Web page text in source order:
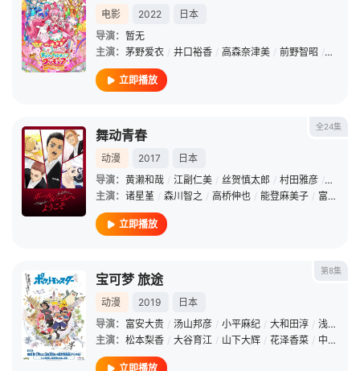
电影 2022
日本
导演： 暂无
主演： 茅野爱衣 / 井口裕香 / 高森奈津美 / 前野智昭 / 内田雄
立即播放
全24集
舞动青春
动漫 2017
日本
导演： 黄濑和哉 / 江副仁美 / 丝贺慎太郎 / 村田雅彦 / 井之川
主演： 诸星堇 / 森川智之 / 高桥伸也 / 能登麻美子 / 富田美忧
立即播放
第8集
宝可梦 旅途
动漫 2019
日本
导演： 富安大贵 / 汤山邦彦 / 小平麻纪 / 大和田淳 / 浅田裕二
主演： 松本梨香 / 大谷育江 / 山下大辉 / 花泽香菜 / 中村悠一
立即播放